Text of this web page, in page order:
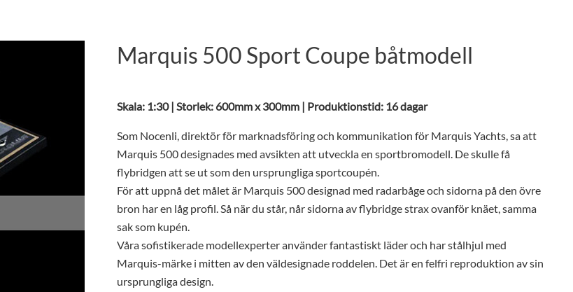
Marquis 500 Sport Coupe båtmodell
Skala: 1:30 | Storlek: 600mm x 300mm | Produktionstid: 16 dagar
Som Nocenli, direktör för marknadsföring och kommunikation för Marquis Yachts, sa att
Marquis 500 designades med avsikten att utveckla en sportbromodell. De skulle få
flybridgen att se ut som den ursprungliga sportcoupén.
För att uppnå det målet är Marquis 500 designad med radarbåge och sidorna på den övre
bron har en låg profil. Så när du står, når sidorna av flybridge strax ovanför knäet, samma
sak som kupén.
Våra sofistikerade modellexperter använder fantastiskt läder och har stålhjul med
Marquis-märke i mitten av den väldesignade roddelen. Det är en felfri reproduktion av sin
ursprungliga design.